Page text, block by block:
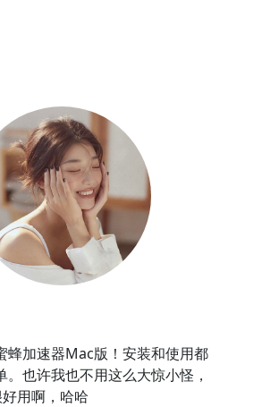
蜂加速器Mac版！安装和使用都
。也许我也不用这么大惊小怪，
用啊，哈哈